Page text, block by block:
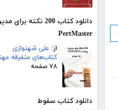
دانلود کتاب 200
PertMaster
از: علی شهنوازی
کتاب‌های متفرقه
۷۸ صفحه
دانلود کتاب سقوط